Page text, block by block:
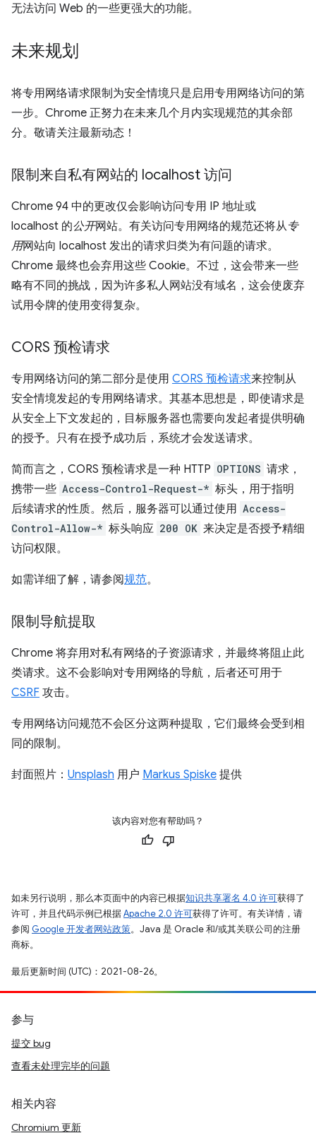
无法访问 Web 的一些更强大的功能。
未来规划
将专用网络请求限制为安全情境只是启用专用网络访问的第
一步。Chrome 正努力在未来几个月内实现规范的其余部
分。敬请关注最新动态！
限制来自私有网站的 localhost 访问
Chrome 94 中的更改仅会影响访问专用 IP 地址或
localhost 的公开网站。有关访问专用网络的规范还将从专
用网站向 localhost 发出的请求归类为有问题的请求。
Chrome 最终也会弃用这些 Cookie。不过，这会带来一些
略有不同的挑战，因为许多私人网站没有域名，这会使废弃
试用令牌的使用变得复杂。
CORS 预检请求
专用网络访问的第二部分是使用 CORS 预检请求来控制从
安全情境发起的专用网络请求。其基本思想是，即使请求是
从安全上下文发起的，目标服务器也需要向发起者提供明确
的授予。只有在授予成功后，系统才会发送请求。
简而言之，CORS 预检请求是一种 HTTP OPTIONS 请求，
携带一些 Access-Control-Request-* 标头，用于指明
后续请求的性质。然后，服务器可以通过使用 Access-
Control-Allow-* 标头响应 200 OK 来决定是否授予精细
访问权限。
如需详细了解，请参阅规范。
限制导航提取
Chrome 将弃用对私有网络的子资源请求，并最终将阻止此
类请求。这不会影响对专用网络的导航，后者还可用于
CSRF 攻击。
专用网络访问规范不会区分这两种提取，它们最终会受到相
同的限制。
封面照片： Unsplash 用户 Markus Spiske 提供
该内容对您有帮助吗？
如未另行说明，那么本页面中的内容已根据知识共享署名 4.0 许可获得了
许可，并且代码示例已根据Apache 2.0 许可获得了许可。有关详情，请
参阅 Google 开发者网站政策。Java 是 Oracle 和/或其关联公司的注册
商标。
最后更新时间 (UTC)：2021-08-26。
参与
提交 bug
查看未处理完毕的问题
相关内容
Chromium 更新